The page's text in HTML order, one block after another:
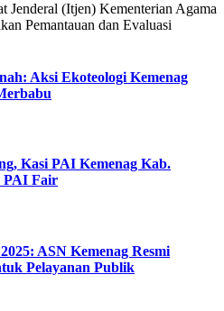
Jenderal (Itjen) Kementerian Agama
Pemantauan dan Evaluasi
Aksi Ekoteologi Kemenag
Kasi PAI Kemenag Kab.
PAI Fair
ASN Kemenag Resmi
Pelayanan Publik